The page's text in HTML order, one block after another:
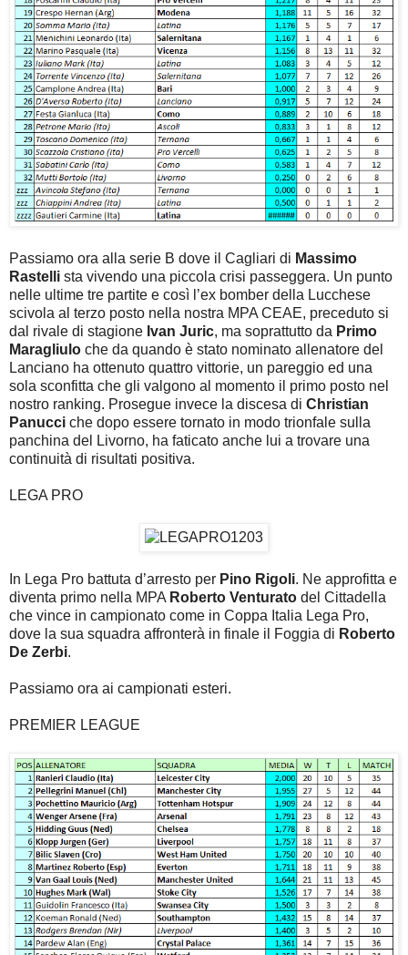
Passiamo ora alla serie B dove il Cagliari di Massimo
Rastelli sta vivendo una piccola crisi passeggera. Un punto
nelle ultime tre partite e così l’ex bomber della Lucchese
scivola al terzo posto nella nostra MPA CEAE, preceduto si
dal rivale di stagione Ivan Juric, ma soprattutto da Primo
Maragliulo che da quando è stato nominato allenatore del
Lanciano ha ottenuto quattro vittorie, un pareggio ed una
sola sconfitta che gli valgono al momento il primo posto nel
nostro ranking. Prosegue invece la discesa di Christian
Panucci che dopo essere tornato in modo trionfale sulla
panchina del Livorno, ha faticato anche lui a trovare una
continuità di risultati positiva.
LEGA PRO
In Lega Pro battuta d’arresto per Pino Rigoli. Ne approfitta e
diventa primo nella MPA Roberto Venturato del Cittadella
che vince in campionato come in Coppa Italia Lega Pro,
dove la sua squadra affronterà in finale il Foggia di Roberto
De Zerbi.
Passiamo ora ai campionati esteri.
PREMIER LEAGUE